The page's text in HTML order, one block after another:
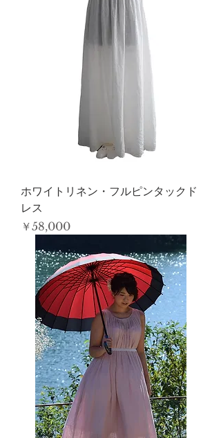
ホワイトリネン・フルピンタックド
レス
価格
￥58,000